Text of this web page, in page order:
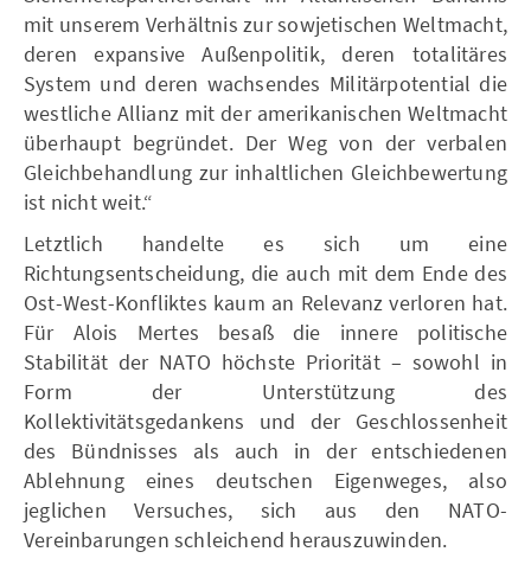
mit unserem Verhältnis zur sowjetischen Weltmacht,
deren expansive Außenpolitik, deren totalitäres
System und deren wachsendes Militärpotential die
westliche Allianz mit der amerikanischen Weltmacht
überhaupt begründet. Der Weg von der verbalen
Gleichbehandlung zur inhaltlichen Gleichbewertung
ist nicht weit.“
Letztlich handelte es sich um eine
Richtungsentscheidung, die auch mit dem Ende des
Ost-West-Konfliktes kaum an Relevanz verloren hat.
Für Alois Mertes besaß die innere politische
Stabilität der NATO höchste Priorität – sowohl in
Form der Unterstützung des
Kollektivitätsgedankens und der Geschlossenheit
des Bündnisses als auch in der entschiedenen
Ablehnung eines deutschen Eigenweges, also
jeglichen Versuches, sich aus den NATO-
Vereinbarungen schleichend herauszuwinden.